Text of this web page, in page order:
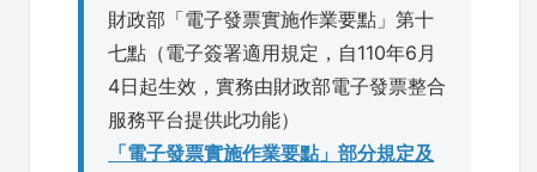
財政部「電子發票實施作業要點」第十
七點（電子簽署適用規定，自110年6月
4日起生效，實務由財政部電子發票整合
服務平台提供此功能）
「電子發票實施作業要點」部分規定及